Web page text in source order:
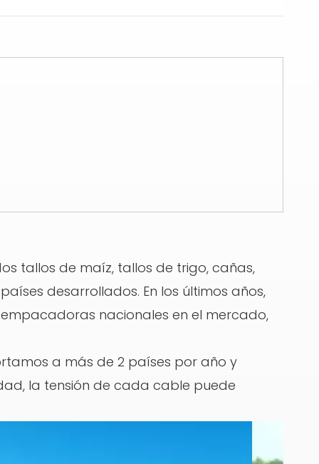
tallos de maíz, tallos de trigo, cañas,
desarrollados. En los últimos años,
nacionales en el mercado,
a más de 2 países por año y
la tensión de cada cable puede